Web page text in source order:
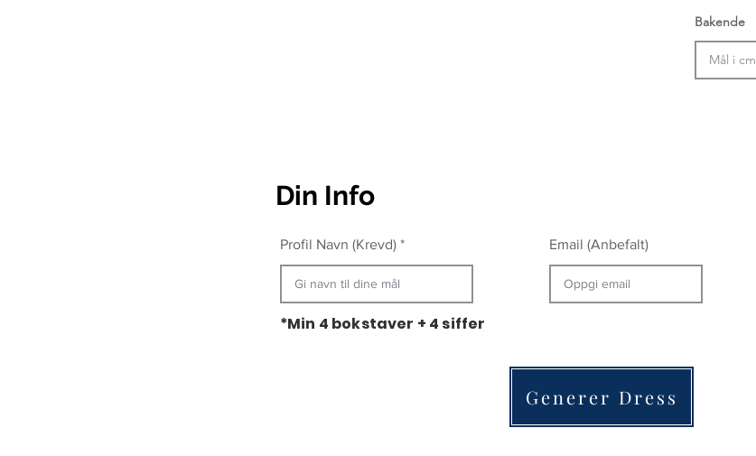
Bakende
Din Info
Profil Navn (Krevd) Email (Anbefalt)
*Min 4 bokstaver + 4 siffer
Generer Dress